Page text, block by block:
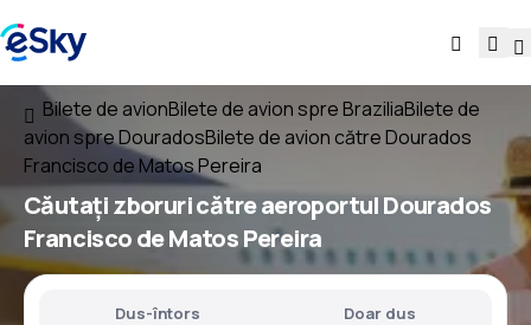
Bilete de avionBilete de avion spre BraziliaBilete de
avion spre DouradosBilete de avion către Dourados
Francisco de Matos Pereira
CăutațizboruricătreaeroportulDourados
Francisco de Matos Pereira
Dus-întors Doar dus